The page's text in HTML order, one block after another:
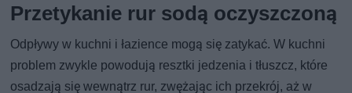
Przetykanie rur sodą oczyszczoną
Odpływy w kuchni i łazience mogą się zatykać. W kuchni
problem zwykle powodują resztki jedzenia i tłuszcz, które
osadzają się wewnątrz rur, zwężając ich przekrój, aż w